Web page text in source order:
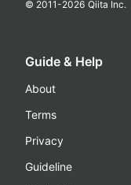
© 2011-2026 Qiita Inc.
Guide & Help
About
Terms
Privacy
Guideline